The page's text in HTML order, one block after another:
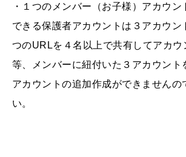
・１つのメンバー（お子様）アカウ
できる保護者アカウントは３アカウン
つのURLを４名以上で共有してアカウ
等、メンバーに紐付いた３アカウント
アカウントの追加作成ができませんの
い。